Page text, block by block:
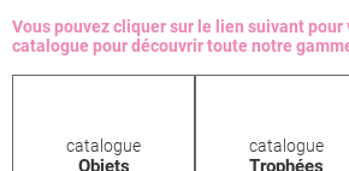
Vous pouvez cliquer sur le lien suivant
catalogue pour découvrir toute notre
catalogue
Objets
catalogue
Trophées